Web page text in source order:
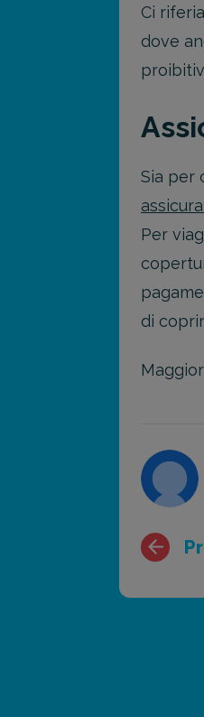
Ci
dove
Sia per
Per
di